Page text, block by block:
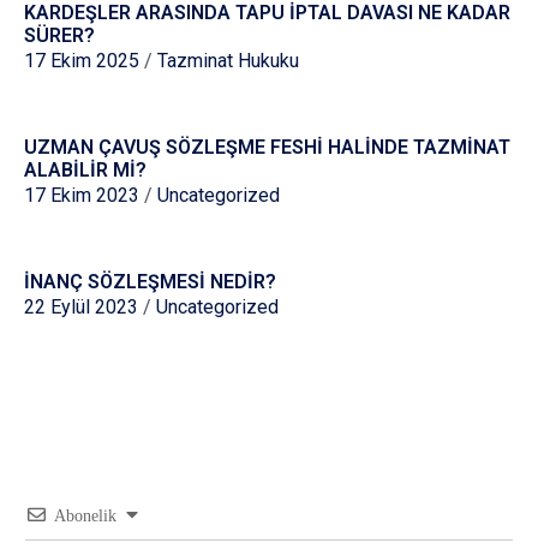
KARDEŞLER ARASINDA TAPU İPTAL DAVASI NE KADAR
SÜRER?
17 Ekim 2025 / Tazminat Hukuku
UZMAN ÇAVUŞ SÖZLEŞME FESHİ HALİNDE TAZMİNAT
ALABİLİR Mİ?
17 Ekim 2023 / Uncategorized
İNANÇ SÖZLEŞMESİ NEDİR?
22 Eylül 2023 / Uncategorized
Abonelik